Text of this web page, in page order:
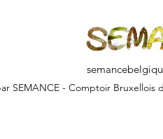
SEMANCE - Comptoir Bruxellois